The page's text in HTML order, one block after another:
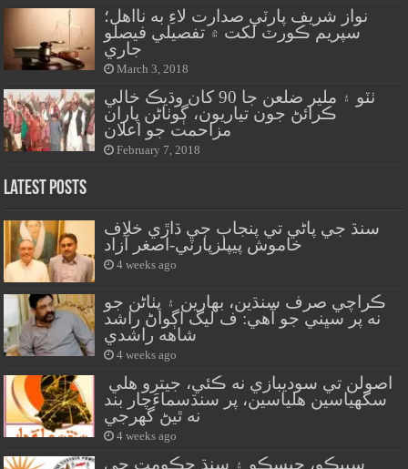
نواز شريف پارٽي صدارت لاءِ به نااهل؛
سپريم ڪورٽ لکت ۾ تفصيلي فيصلو
جاري
March 3, 2018
ٺٽو ۽ ملير ضلعن جا 90 کان وڌيڪ خالي
ڪرائڻ جون تياريون، ڳوٺاڻن پاران
مزاحمت جو اعلان
February 7, 2018
Latest Posts
سنڌ جي پاڻي تي پنجاب جي ڌاڙي خلاف
خاموش پيپلزپارٽي-اصغر آزاد
4 weeks ago
ڪراچي صرف سنڌين، بهارين ۽ پٺاڻن جو
نه پر سڀني جو آهي: ف ليگ اڳواڻ راشد
شاهه راشدي
4 weeks ago
سگهياسين هلياسين، پر سنڌسماءَچار بند
نه ٿيڻ گهرجي
4 weeks ago
سيپڪو، حيسڪو ۽ سنڌ حڪومت جي